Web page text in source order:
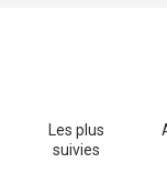
Les plus
suivies